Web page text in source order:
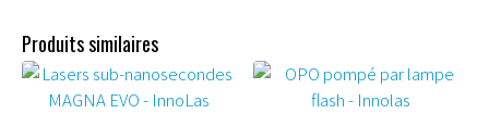
Produits similaires